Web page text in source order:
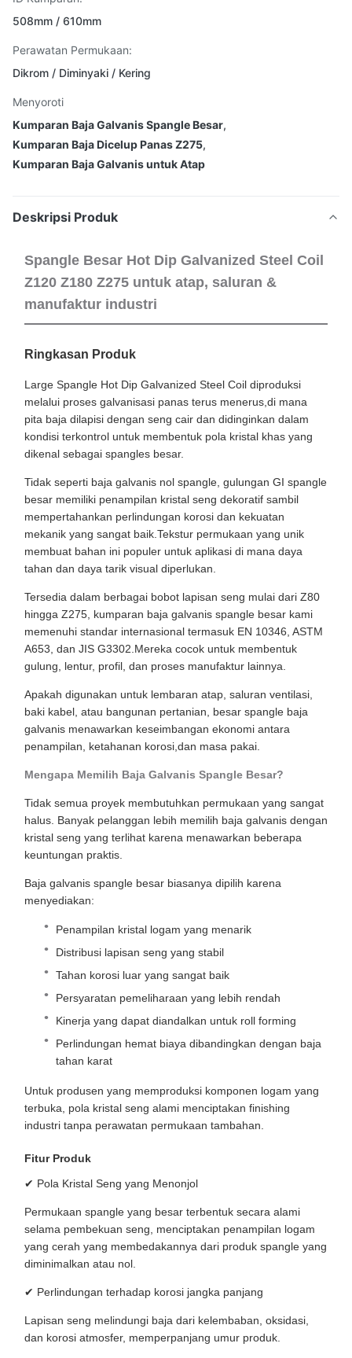
508mm / 610mm
Perawatan Permukaan:
Dikrom / Diminyaki / Kering
Menyoroti
Kumparan Baja Galvanis Spangle Besar,
Kumparan Baja Dicelup Panas Z275,
Kumparan Baja Galvanis untuk Atap
Deskripsi Produk
Spangle Besar Hot Dip Galvanized Steel Coil
Z120 Z180 Z275 untuk atap, saluran &
manufaktur industri
Ringkasan Produk
Large Spangle Hot Dip Galvanized Steel Coil diproduksi
melalui proses galvanisasi panas terus menerus,di mana
pita baja dilapisi dengan seng cair dan didinginkan dalam
kondisi terkontrol untuk membentuk pola kristal khas yang
dikenal sebagai spangles besar.
Tidak seperti baja galvanis nol spangle, gulungan GI spangle
besar memiliki penampilan kristal seng dekoratif sambil
mempertahankan perlindungan korosi dan kekuatan
mekanik yang sangat baik.Tekstur permukaan yang unik
membuat bahan ini populer untuk aplikasi di mana daya
tahan dan daya tarik visual diperlukan.
Tersedia dalam berbagai bobot lapisan seng mulai dari Z80
hingga Z275, kumparan baja galvanis spangle besar kami
memenuhi standar internasional termasuk EN 10346, ASTM
A653, dan JIS G3302.Mereka cocok untuk membentuk
gulung, lentur, profil, dan proses manufaktur lainnya.
Apakah digunakan untuk lembaran atap, saluran ventilasi,
baki kabel, atau bangunan pertanian, besar spangle baja
galvanis menawarkan keseimbangan ekonomi antara
penampilan, ketahanan korosi,dan masa pakai.
Mengapa Memilih Baja Galvanis Spangle Besar?
Tidak semua proyek membutuhkan permukaan yang sangat
halus. Banyak pelanggan lebih memilih baja galvanis dengan
kristal seng yang terlihat karena menawarkan beberapa
keuntungan praktis.
Baja galvanis spangle besar biasanya dipilih karena
menyediakan:
Penampilan kristal logam yang menarik
Distribusi lapisan seng yang stabil
Tahan korosi luar yang sangat baik
Persyaratan pemeliharaan yang lebih rendah
Kinerja yang dapat diandalkan untuk roll forming
Perlindungan hemat biaya dibandingkan dengan baja
tahan karat
Untuk produsen yang memproduksi komponen logam yang
terbuka, pola kristal seng alami menciptakan finishing
industri tanpa perawatan permukaan tambahan.
Fitur Produk
✔ Pola Kristal Seng yang Menonjol
Permukaan spangle yang besar terbentuk secara alami
selama pembekuan seng, menciptakan penampilan logam
yang cerah yang membedakannya dari produk spangle yang
diminimalkan atau nol.
✔ Perlindungan terhadap korosi jangka panjang
Lapisan seng melindungi baja dari kelembaban, oksidasi,
dan korosi atmosfer, memperpanjang umur produk.